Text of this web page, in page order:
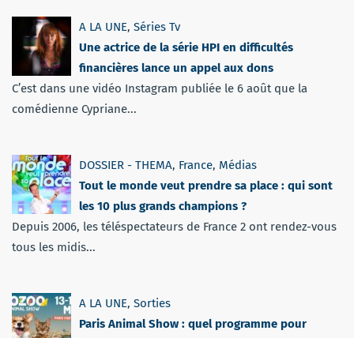
A LA UNE, Séries Tv
Une actrice de la série HPI en difficultés
financières lance un appel aux dons
C’est dans une vidéo Instagram publiée le 6 août que la
comédienne Cypriane...
DOSSIER - THEMA, France, Médias
Tout le monde veut prendre sa place : qui sont
les 10 plus grands champions ?
Depuis 2006, les téléspectateurs de France 2 ont rendez-vous
tous les midis...
A LA UNE, Sorties
Paris Animal Show : quel programme pour